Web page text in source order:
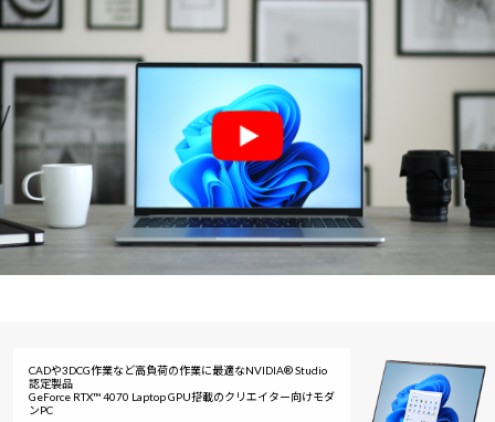
CADや3DCG作業など高負荷の作業に最適なNVIDIA® Studio
認定製品
GeForce RTX™ 4070 Laptop GPU搭載のクリエイター向けモダ
ンPC